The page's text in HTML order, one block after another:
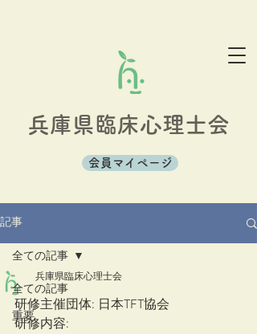
兵庫県臨床心理士会
会員マイページ
記事
全ての記事
重要
全ての記事
兵庫県臨床心理士会
研修主催団体: 日本TFT協会
研修内容: